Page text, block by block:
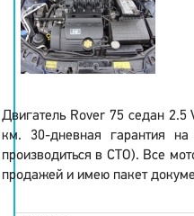
Двигатель Rover 75 седан 2.5
км. 30-дневная гарантия на
производиться в СТО). Все
продажей и имею пакет